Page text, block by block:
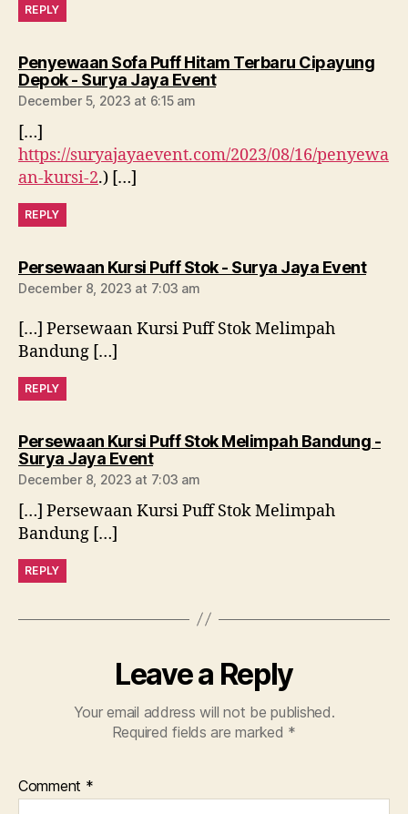
REPLY
Penyewaan Sofa Puff Hitam Terbaru Cipayung
Depok - Surya Jaya Eventsays:
December 5, 2023 at 6:15 am
[…]
https://suryajayaevent.com/2023/08/16/penyewa
an-kursi-2.) […]
REPLY
Persewaan Kursi Puff Stok - Surya Jaya Eventsays:
December 8, 2023 at 7:03 am
[…] Persewaan Kursi Puff Stok Melimpah
Bandung […]
REPLY
Persewaan Kursi Puff Stok Melimpah Bandung -
Surya Jaya Eventsays:
December 8, 2023 at 7:03 am
[…] Persewaan Kursi Puff Stok Melimpah
Bandung […]
REPLY
Leave a Reply
Your email address will not be published.
Required fields are marked *
Comment *